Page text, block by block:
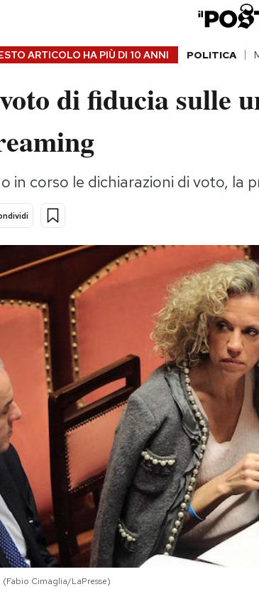
ARTICOLO HA PIÙ DI 10 ANNI POLITICA
di fiducia sulle
in corso le dichiarazioni di voto, la
Cimaglia/LaPresse)